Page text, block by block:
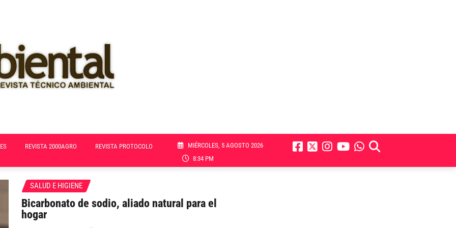
REVISTA 2000AGRO REVISTA PROTOCOLO
MIÉRCOLES, 5 AGOSTO 2026
8:34 PM
SALUD E HIGIENE
Bicarbonato de sodio, aliado natural para el
hogar